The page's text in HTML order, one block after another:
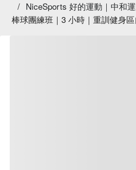
/ NiceSports 好的運動｜中和
棒球團練班｜3 小時｜重訓健身